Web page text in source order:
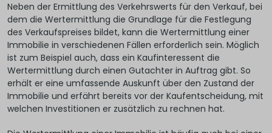
Neben der Ermittlung des Verkehrswerts für den Verkauf, bei
dem die Wertermittlung die Grundlage für die Festlegung
des Verkaufspreises bildet, kann die Wertermittlung einer
Immobilie in verschiedenen Fällen erforderlich sein. Möglich
ist zum Beispiel auch, dass ein Kaufinteressent die
Wertermittlung durch einen Gutachter in Auftrag gibt. So
erhält er eine umfassende Auskunft über den Zustand der
Immobilie und erfährt bereits vor der Kaufentscheidung, mit
welchen Investitionen er zusätzlich zu rechnen hat.